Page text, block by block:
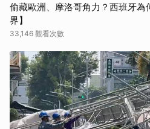
偷藏歐洲、摩洛哥角力？西班牙
界】
33,146 觀看次數